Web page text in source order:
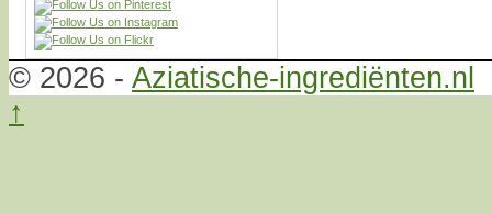
© 2026 - Aziatische-ingrediënten.nl
↑